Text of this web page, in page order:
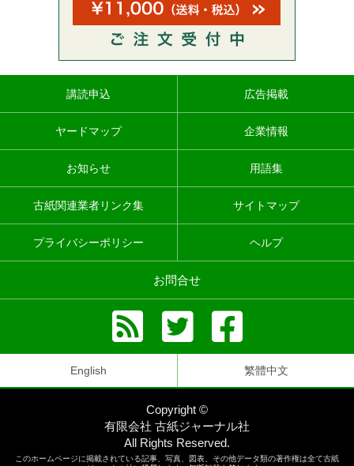
講読申込 広告掲載
ヤードマップ 企業情報
お知らせ 用語集
古紙関連業者リンク集 サイトマップ
プライバシーポリシー ヘルプ
お問合せ
English 繁體中文
Copyright ©
有限会社 古紙ジャーナル社
All Rights Reserved.
このホームページに掲載されている記事、写真、図表、その他データ類の著作権は全て古紙